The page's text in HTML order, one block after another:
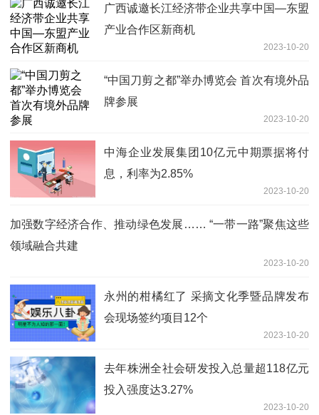
广西诚邀长江经济带企业共享中国—东盟
产业合作区新商机
2023-10-20
“中国刀剪之都”举办博览会 首次有境外品
牌参展
2023-10-20
中海企业发展集团10亿元中期票据将付
息，利率为2.85%
2023-10-20
加强数字经济合作、推动绿色发展…… “一带一路”聚焦这些
领域融合共建
2023-10-20
永州的柑橘红了 采摘文化季暨品牌发布
会现场签约项目12个
2023-10-20
去年株洲全社会研发投入总量超118亿元
投入强度达3.27%
2023-10-20